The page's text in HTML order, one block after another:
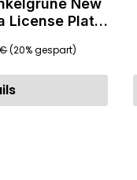
New
License Plate
Cap
Preis:
(20% gespart)